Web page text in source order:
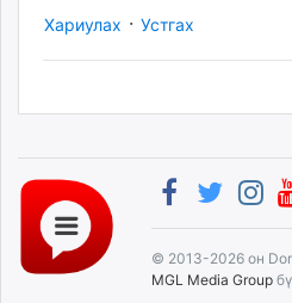
Хариулах · Устгах
© 2013-2026 он
MGL Media Group